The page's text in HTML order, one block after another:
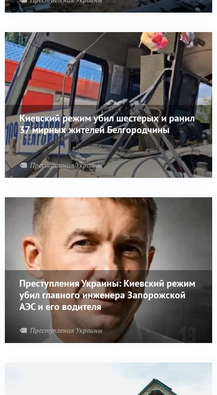
Киевский режим убил шестерых и ранил
37 мирных жителей Белгородчины
Преступления Украины
Преступления Украины: Киевский режим
убил главного инженера Запорожской
АЭС и его водителя
Преступления Украины